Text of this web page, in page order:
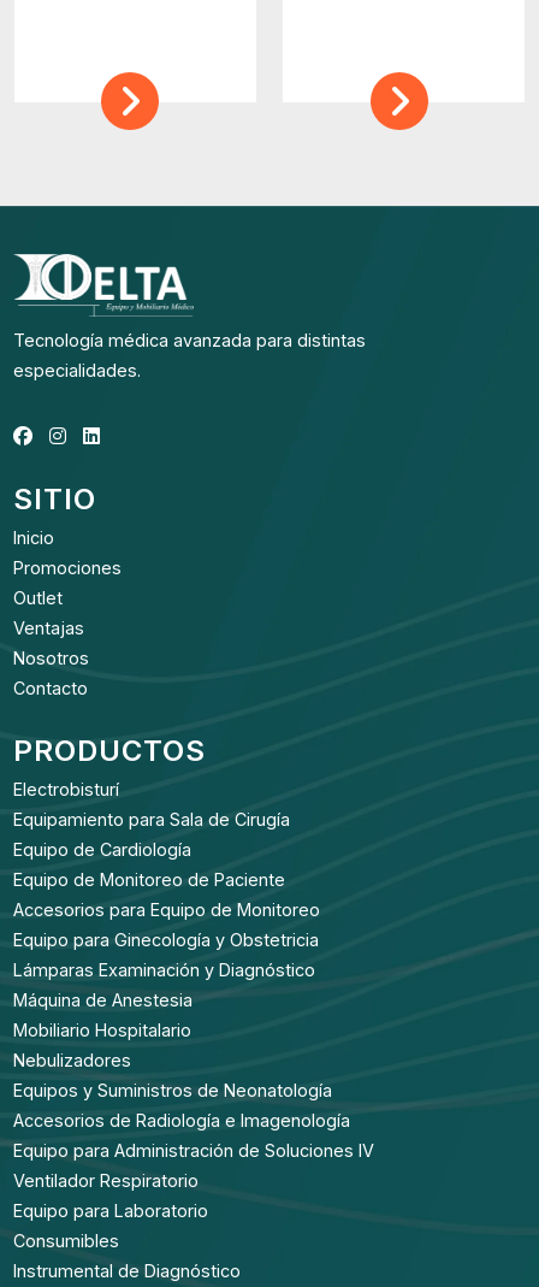
Tecnología médica avanzada para distintas
especialidades.
SITIO
Inicio
Promociones
Outlet
Ventajas
Nosotros
Contacto
PRODUCTOS
Electrobisturí
Equipamiento para Sala de Cirugía
Equipo de Cardiología
Equipo de Monitoreo de Paciente
Accesorios para Equipo de Monitoreo
Equipo para Ginecología y Obstetricia
Lámparas Examinación y Diagnóstico
Máquina de Anestesia
Mobiliario Hospitalario
Nebulizadores
Equipos y Suministros de Neonatología
Accesorios de Radiología e Imagenología
Equipo para Administración de Soluciones IV
Ventilador Respiratorio
Equipo para Laboratorio
Consumibles
Instrumental de Diagnóstico